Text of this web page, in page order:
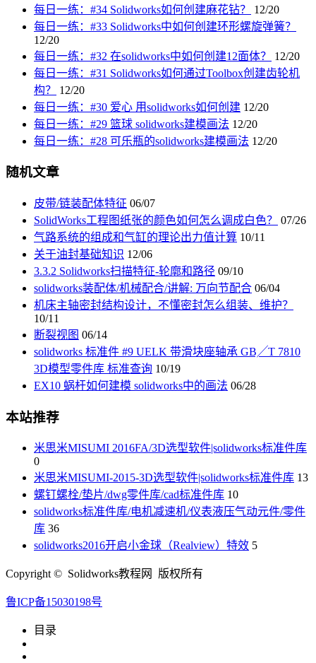
每日一练：#34 Solidworks如何创建麻花钻？
12/20
每日一练：#33 Solidworks中如何创建环形螺旋弹簧？
12/20
每日一练：#32 在solidworks中如何创建12面体？
12/20
每日一练：#31 Solidworks如何通过Toolbox创建齿轮机
构？
12/20
每日一练：#30 爱心 用solidworks如何创建 12/20
每日一练：#29 篮球 solidworks建模画法 12/20
每日一练：#28 可乐瓶的solidworks建模画法 12/20
随机文章
皮带/链装配体特征 06/07
SolidWorks工程图纸张的颜色如何怎么调成白色？
07/26
气路系统的组成和气缸的理论出力值计算 10/11
关于油封基础知识 12/06
3.3.2 Solidworks扫描特征-轮廓和路径 09/10
solidworks装配体/机械配合/讲解: 万向节配合 06/04
机床主轴密封结构设计，不懂密封怎么组装、维护？
10/11
断裂视图 06/14
solidworks 标准件 #9 UELK 带滑块座轴承 GB╱T 7810
3D模型零件库 标准查询 10/19
EX10 蜗杆如何建模 solidworks中的画法 06/28
本站推荐
米思米MISUMI 2016FA/3D选型软件|solidworks标准件库
0
米思米MISUMI-2015-3D选型软件|solidworks标准件库 13
螺钉螺栓/垫片/dwg零件库/cad标准件库 10
solidworks标准件库/电机减速机/仪表液压气动元件/零件
库 36
solidworks2016开启小金球（Realview）特效 5
Copyright © Solidworks教程网 版权所有
鲁ICP备15030198号
目录